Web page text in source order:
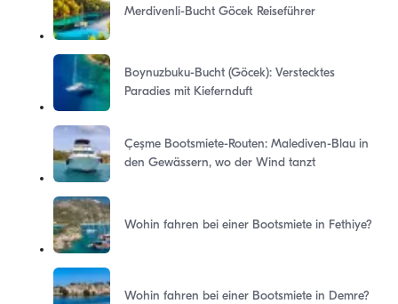
Merdivenli-Bucht Göcek Reiseführer
Boynuzbuku-Bucht (Göcek): Verstecktes
Paradies mit Kiefernduft
Çeşme Bootsmiete-Routen: Malediven-Blau in
den Gewässern, wo der Wind tanzt
Wohin fahren bei einer Bootsmiete in Fethiye?
Wohin fahren bei einer Bootsmiete in Demre?